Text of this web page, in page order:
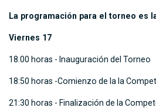
La programación para el torneo es
Viernes 17
18.00 horas - Inauguración del Torneo
18:50 horas -Comienzo de la la
21:30 horas - Finalización de la